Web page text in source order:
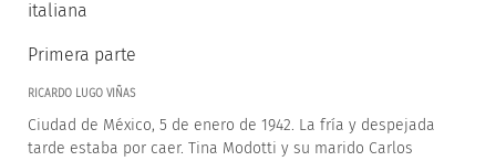
italiana
Primera parte
RICARDO LUGO VIÑAS
Ciudad de México, 5 de enero de 1942. La fría y despejada
tarde estaba por caer. Tina Modotti y su marido Carlos